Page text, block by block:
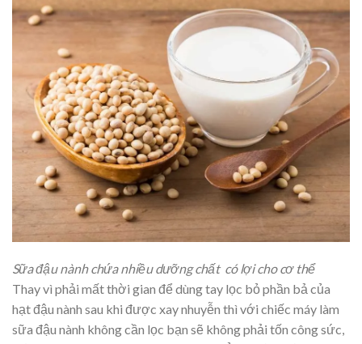
Sữa đậu nành chứa nhiều dưỡng chất có lợi cho cơ thể
Thay vì phải mất thời gian để dùng tay lọc bỏ phần bả của
hạt đậu nành sau khi được xay nhuyễn thì với chiếc máy làm
sữa đậu nành không cần lọc bạn sẽ không phải tốn công sức,